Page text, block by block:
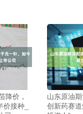
降价，
接种_
山东原油
创新药赛